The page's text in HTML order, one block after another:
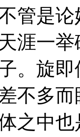
管是
涯一
。旋
不多
之中